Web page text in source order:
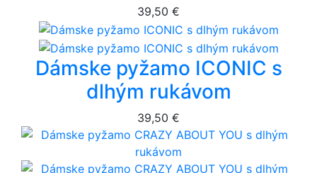
39,50 €
Dámske pyžamo ICONIC s
dlhým rukávom
39,50 €